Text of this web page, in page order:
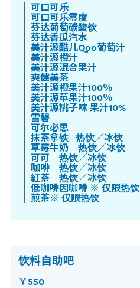
可口可乐
可口可乐零度
芬达葡萄碳酸饮
芬达香瓜汽水
美汁源酷儿Qoo葡萄汁
美汁源橙汁
美汁源混合果汁
爽健美茶
美汁源橙果汁100％
美汁源苹果汁100％
美汁源桃子味 果汁10%
雪碧
可尔必思
抹茶拿铁 热饮／冰饮
草莓牛奶 热饮／冰饮
可可 热饮／冰饮
咖啡 热饮／冰饮
紅茶 热饮／冰饮
低咖啡因咖啡 ※ 仅限热饮
煎茶※ 仅限热饮
饮料自助吧
￥550